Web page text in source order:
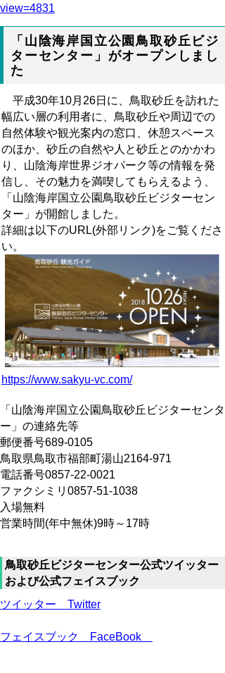
view=4831
「山陰海岸国立公園鳥取砂丘ビジ
ターセンター」がオープンしまし
た
平成30年10月26日に、鳥取砂丘を訪れた
幅広い層の利用者に、鳥取砂丘や周辺での
自然体験や観光案内の窓口、休憩スペース
のほか、砂丘の自然や人と砂丘とのかかわ
り、山陰海岸世界ジオパーク等の情報を発
信し、その魅力を満喫してもらえるよう、
「山陰海岸国立公園鳥取砂丘ビジターセン
ター」が開館しました。
詳細は以下のURL(外部リンク)をご覧くださ
い。
https://www.sakyu-vc.com/
「山陰海岸国立公園鳥取砂丘ビジターセンタ
ー」の連絡先等
郵便番号689-0105
鳥取県鳥取市福部町湯山2164-971
電話番号0857-22-0021
ファクシミリ0857-51-1038
入場無料
営業時間(年中無休)9時～17時
鳥取砂丘ビジターセンター公式ツイッター
および公式フェイスブック
ツイッター Twitter
フェイスブック FaceBook